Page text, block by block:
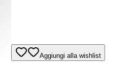
Aggiungi alla wishlist